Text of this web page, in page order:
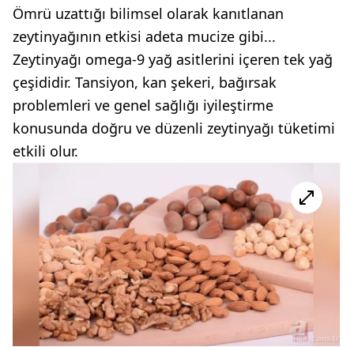
Ömrü uzattığı bilimsel olarak kanıtlanan
zeytinyağının etkisi adeta mucize gibi...
Zeytinyağı omega-9 yağ asitlerini içeren tek yağ
çeşididir. Tansiyon, kan şekeri, bağırsak
problemleri ve genel sağlığı iyileştirme
konusunda doğru ve düzenli zeytinyağı tüketimi
etkili olur.